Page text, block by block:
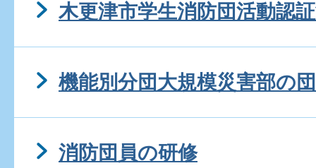
木更津市学生消防団活動認
機能別分団大規模災害部の
消防団員の研修